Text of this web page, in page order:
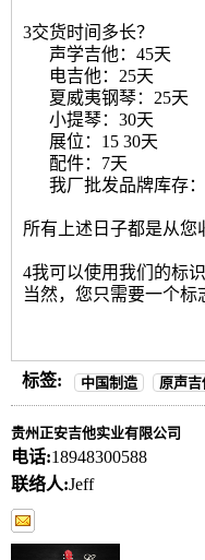
3交货时间多长？
声学吉他：45天
电吉他：25天
夏威夷钢琴：25天
小提琴：30天
展位：15 30天
配件：7天
我厂批发品牌库存
所有上述日子都是从您
4我可以使用我们的标
当然，您只需要一个标
标签: 中国制造 原声吉
贵州正安吉他实业有限公司
电话:18948300588
联络人:Jeff